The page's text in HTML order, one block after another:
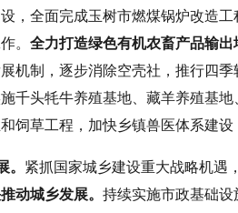
，全面完成玉树市燃煤锅炉改造
。 全力打造绿色有机农畜产品输出
机制，逐步消除空壳社，推行四
千头牦牛养殖基地、藏羊养殖基
饲草工程，加快乡镇兽医体系建
。 紧抓国家城乡建设重大战略机遇
动城乡发展。 持续实施市政基础